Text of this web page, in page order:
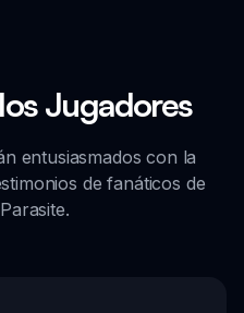
Jugadores
entusiasmados con la
de fanáticos de